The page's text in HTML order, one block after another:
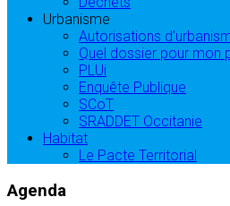
Urbanisme
Autorisations
Quel dossier pour mon
PLUi
Enquête Publique
SCoT
SRADDET Occitanie
Habitat
Le Pacte Territorial
Agenda